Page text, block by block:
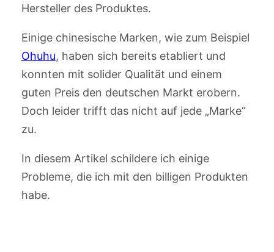
Hersteller des Produktes.
Einige chinesische Marken, wie zum Beispiel
Ohuhu, haben sich bereits etabliert und
konnten mit solider Qualität und einem
guten Preis den deutschen Markt erobern.
Doch leider trifft das nicht auf jede „Marke“
zu.
In diesem Artikel schildere ich einige
Probleme, die ich mit den billigen Produkten
habe.